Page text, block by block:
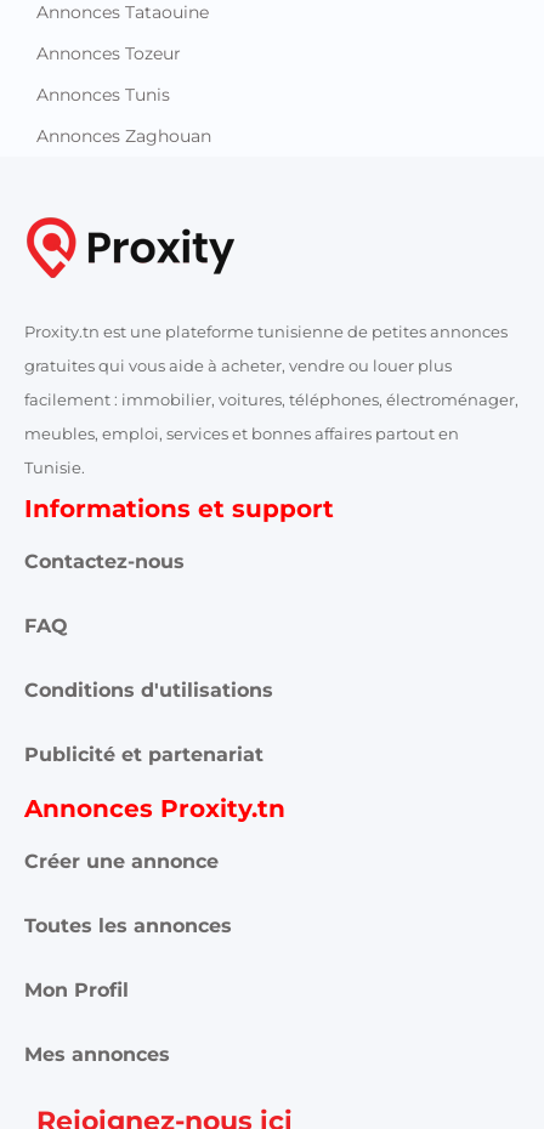
Annonces Tataouine
Annonces Tozeur
Annonces Tunis
Annonces Zaghouan
Proxity.tn est une plateforme tunisienne de petites annonces
gratuites qui vous aide à acheter, vendre ou louer plus
facilement : immobilier, voitures, téléphones, électroménager,
meubles, emploi, services et bonnes affaires partout en
Tunisie.
Informations et support
Contactez-nous
FAQ
Conditions d'utilisations
Publicité et partenariat
Annonces Proxity.tn
Créer une annonce
Toutes les annonces
Mon Profil
Mes annonces
Rejoignez-nous ici